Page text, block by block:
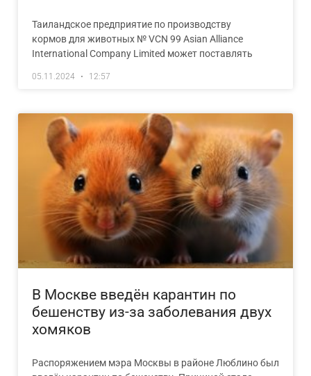
Таиландское предприятие по производству
кормов для животных № VCN 99 Asian Alliance
International Company Limited может поставлять
05.11.2024 12:57
В Москве введён карантин по
бешенству из-за заболевания двух
хомяков
Распоряжением мэра Москвы в районе Люблино был